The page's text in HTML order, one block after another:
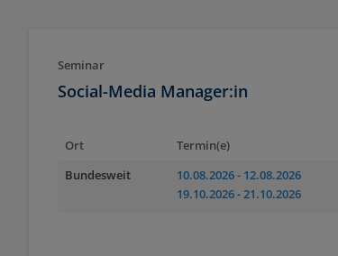
Seminar
Social-Media Manager:in
Ort
Termin(e)
Bundesweit
10.08.2026- 12.08.2026
19.10.2026- 21.10.2026